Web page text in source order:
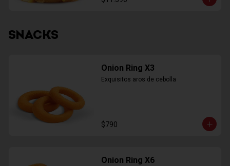
SNACKS
Onion Ring X3
Exquisitos aros de cebolla
$790
Onion Ring X6